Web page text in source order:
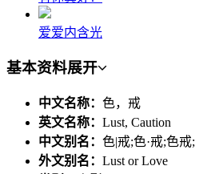
爱爱内含光
基本资料展开
中文名称： 色，戒
英文名称： Lust, Caution
中文别名： 色|戒;色·戒;色戒;
外文别名： Lust or Love